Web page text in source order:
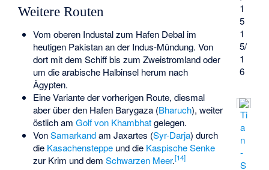
1
5
1
5/
1
6
Ti
a
n
-
S
Weitere Routen
Vom oberen Industal zum Hafen Debalim
heutigen Pakistan an der Indus-Mündung. Von
dort mit dem Schiff bis zum Zweistromland oder
um die arabische Halbinsel herum nach
Ägypten.
Eine Variante der vorherigen Route, diesmal
aber über den Hafen Barygaza (Bharuch), weiter
östlich am Golf von Khambhatgelegen.
VonSamarkandam Jaxartes (Syr-Darja) durch
die Kasachensteppeund die Kaspische Senke
zur Krim und dem Schwarzen Meer.[14]